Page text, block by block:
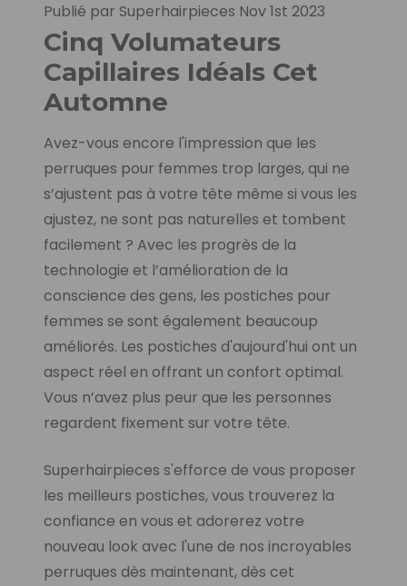
Publié par Superhairpieces Nov 1st 2023
Cinq Volumateurs
Capillaires Idéals Cet
Automne
Avez-vous encore l'impression que les
perruques pour femmes trop larges, qui ne
s’ajustent pas à votre tête même si vous les
ajustez, ne sont pas naturelles et tombent
facilement ? Avec les progrès de la
technologie et l’amélioration de la
conscience des gens, les postiches pour
femmes se sont également beaucoup
améliorés. Les postiches d'aujourd'hui ont un
aspect réel en offrant un confort optimal.
Vous n’avez plus peur que les personnes
regardent fixement sur votre tête.
Superhairpieces s'efforce de vous proposer
les meilleurs postiches, vous trouverez la
confiance en vous et adorerez votre
nouveau look avec l'une de nos incroyables
perruques dès maintenant, dès cet